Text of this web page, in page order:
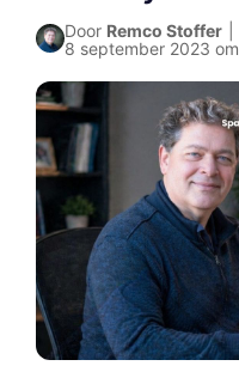
Door Remco Stoffer
8 september 2023